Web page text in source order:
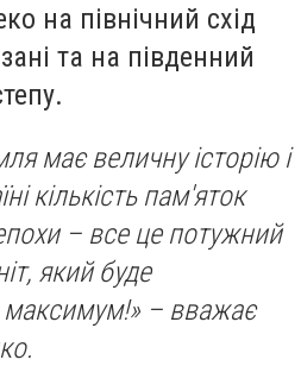
на північний схід
та на південний
має величну історію і
кількість пам'яток
– все це потужний
який буде
максимум!»– вважає